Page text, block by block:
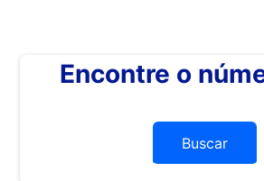
Encontre o
Buscar